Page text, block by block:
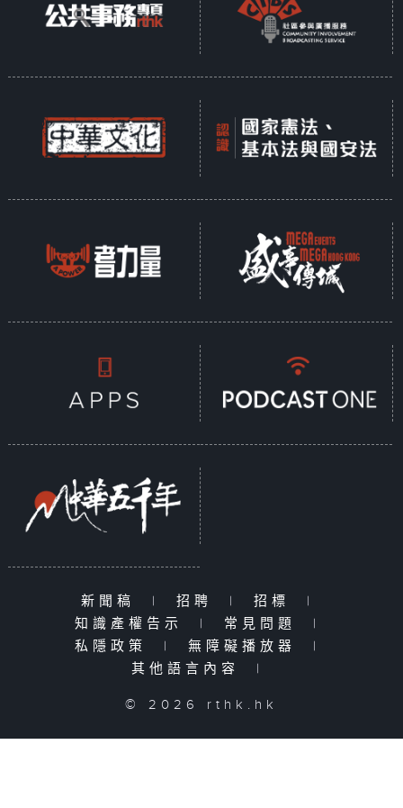
新聞稿 | 招聘 | 招標
|
知識產權告示
| 常見問題
|
私隱政策
| 無障礙播放器
|
其他語言內容
|
© 2026 rthk.hk